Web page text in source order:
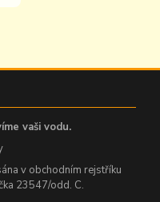
vaši vodu.
v obchodním rejstříku
23547/odd. C.